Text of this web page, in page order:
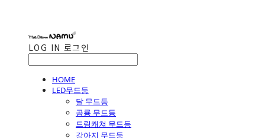
LOG IN 로그인
HOME
LED무드등
달 무드등
공룡 무드등
드림캐쳐 무드등
강아지 무드등